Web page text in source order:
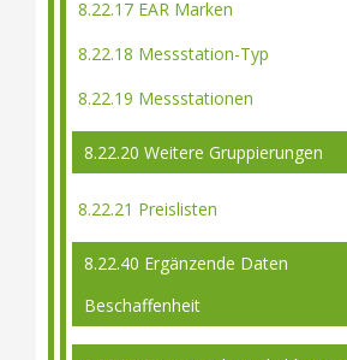
8.22.17 EAR Marken
8.22.18 Messstation-Typ
8.22.19 Messstationen
8.22.20 Weitere Gruppierungen
8.22.21 Preislisten
8.22.40 Ergänzende Daten
Beschaffenheit